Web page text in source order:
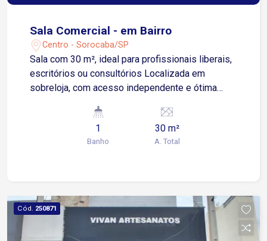
Sala Comercial - em Bairro
Centro - Sorocaba/SP
Sala com 30 m², ideal para profissionais liberais,
escritórios ou consultórios Localizada em
sobreloja, com acesso independente e ótima
Sistema de interfone, oferecendo maior
segurança e controle de acesso Localização
privilegiada no Centro de Sorocaba, em área com
Agende uma visita e conheça!
1
Banho
30 m²
A. Total
Cód. 250871